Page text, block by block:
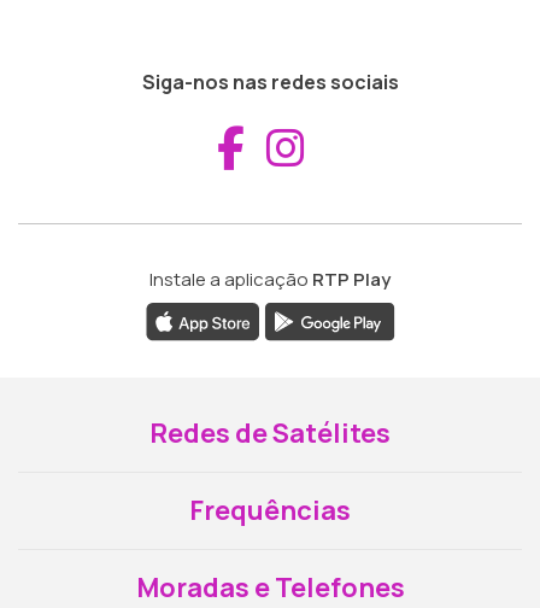
Siga-nos nas redes sociais
Aceder ao
Instale a aplicação RTP Play
Redes de Satélites
Frequências
Moradas e Telefones